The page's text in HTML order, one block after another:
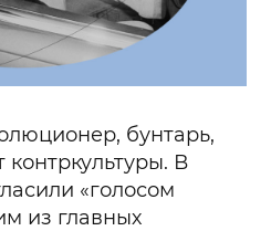
бунтарь,
контркультуры. В
«голосом
из главных